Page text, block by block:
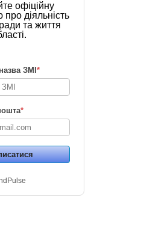
офіційну
діяльність
та життя
ЗМІ *
*